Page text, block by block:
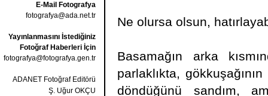
E-Mail Fotografya
fotografya@ada.net.tr
Yayınlanmasını İstediğiniz
Fotoğraf Haberleri İçin
fotografya@fotografya.gen.tr
ADANET Fotoğraf Editörü
Ş. Uğur OKÇU
Ne olursa olsun,
Basamağın arka
parlaklıkta,
döndüğünü sandım,